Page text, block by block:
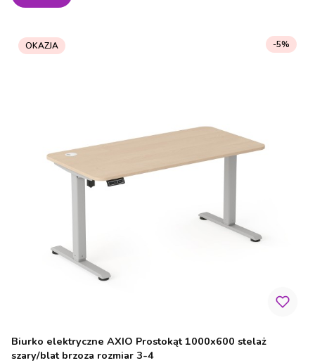
OKAZJA
Biurko elektryczne AXIO Prostokąt 1000x600 stelaż
szary/blat brzoza rozmiar 3-4
-5%